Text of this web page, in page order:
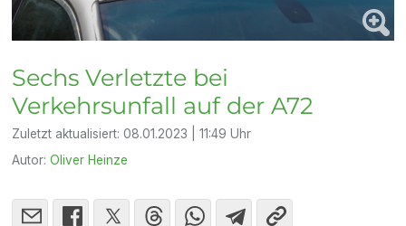
Sechs Verletzte bei
Verkehrsunfall auf der A72
Zuletzt aktualisiert:08.01.2023 | 11:49 Uhr
Autor:Oliver Heinze